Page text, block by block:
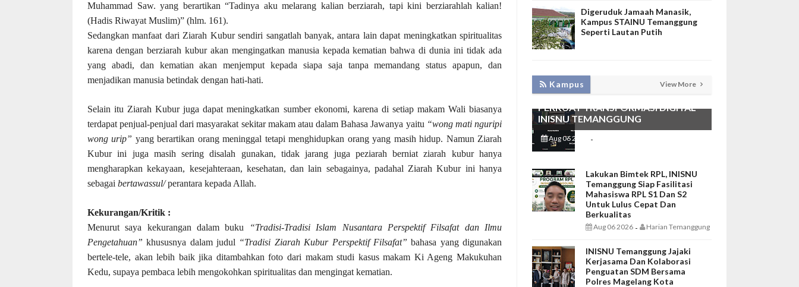
Muhammad Saw. yang berartikan “Tadinya aku melarang kalian berziarah, tapi kini berziarahlah kalian!
(Hadis Riwayat Muslim)” (hlm. 161).
Sedangkan manfaat dari Ziarah Kubur sendiri sangatlah banyak, antara lain dapat meningkatkan spiritualitas
karena dengan berziarah kubur akan mengingatkan manusia kepada kematian bahwa di dunia ini tidak ada
yang abadi, dan kematian akan menjemput kepada siapa saja tanpa memandang status apapun, dan
menjadikan manusia betindak dengan hati-hati.
Selain itu Ziarah Kubur juga dapat meningkatkan sumber ekonomi, karena di setiap makam Wali biasanya
terdapat penjual-penjual dari masyarakat sekitar makam atau dalam Bahasa Jawanya yaitu “wong mati nguripi
wong urip” yang berartikan orang meninggal tetapi menghidupkan orang yang masih hidup. Namun Ziarah
Kubur ini juga masih sering disalah gunakan, tidak jarang juga peziarah berniat ziarah kubur hanya
mengharapkan kekayaan, kesejahteraan, kesehatan, dan lain sebagainya, padahal Ziarah Kubur ini hanya
sebagai bertawassul/perantara kepada Allah.
Kekurangan/Kritik :
Menurut saya kekurangan dalam buku
“Tradisi-Tradisi Islam Nusantara Perspektif Filsafat dan Ilmu
Pengetahuan” khususnya dalam judul “Tradisi Ziarah Kubur Perspektif Filsafat”bahasa yang digunakan
bertele-tele, akan lebih baik jika ditambahkan foto dari makam studi kasus makam Ki Ageng Makukuhan
Kedu, supaya pembaca lebih mengokohkan spiritualitas dan mengingat kematian.
Digeruduk Jamaah Manasik,
Kampus STAINU Temanggung
Seperti Lautan Putih
Kampus View More
KEMBANGKAN SIM LAYANAN,
HADIRKAN TIM SEVIMA UNTUK
PERKUAT TRANSFORMASI DIGITAL
INISNU TEMANGGUNG
Aug 06 2026 -
Lakukan Bimtek RPL, INISNU
Temanggung Siap Fasilitasi
Mahasiswa RPL S1 Dan S2
Untuk Lulus Cepat Dan
Berkualitas
Aug 06 2026 - Harian Temanggung
INISNU Temanggung Jajaki
Kerjasama Dan Kolaborasi
Penguatan SDM Bersama
Polres Magelang Kota